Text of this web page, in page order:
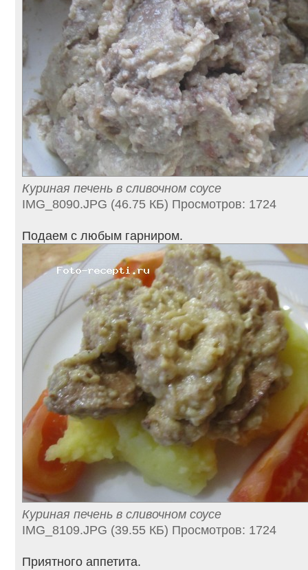
Куриная печень в сливочном соусе
IMG_8090.JPG (46.75 КБ) Просмотров: 1724
Подаем с любым гарниром.
Куриная печень в сливочном соусе
IMG_8109.JPG (39.55 КБ) Просмотров: 1724
Приятного аппетита.